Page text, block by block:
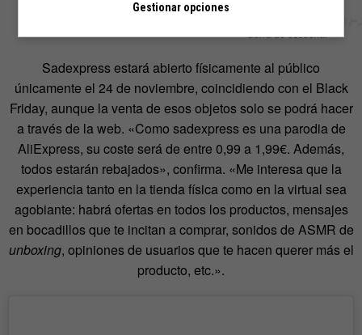
Gorra de escuchar
Sadexpress estará abierto físicamente al público
únicamente el 24 de noviembre, coincidiendo con el Black
Friday, aunque la venta de esos objetos solo se podrá hacer
a través de la web. «Como sadexpress es una parodia de
AliExpress, su coste será de entre 0,99 a 1,99€. Además,
todos estarán rebajados», confirma. «Me interesa que la
experiencia tanto en la tienda física como en la virtual sea
agobiante: habrá ofertas en todos los productos, mensajes
en bocadillos que te incitan a comprar, sonidos de ASMR de
unboxing, opiniones de usuarios que te hacen querer más el
producto, etc.».
Gestionar opciones